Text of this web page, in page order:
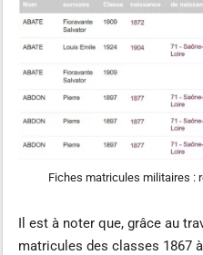
Fiches matricules militaires :
Il est à noter que, grâce au
matricules des classes 1867